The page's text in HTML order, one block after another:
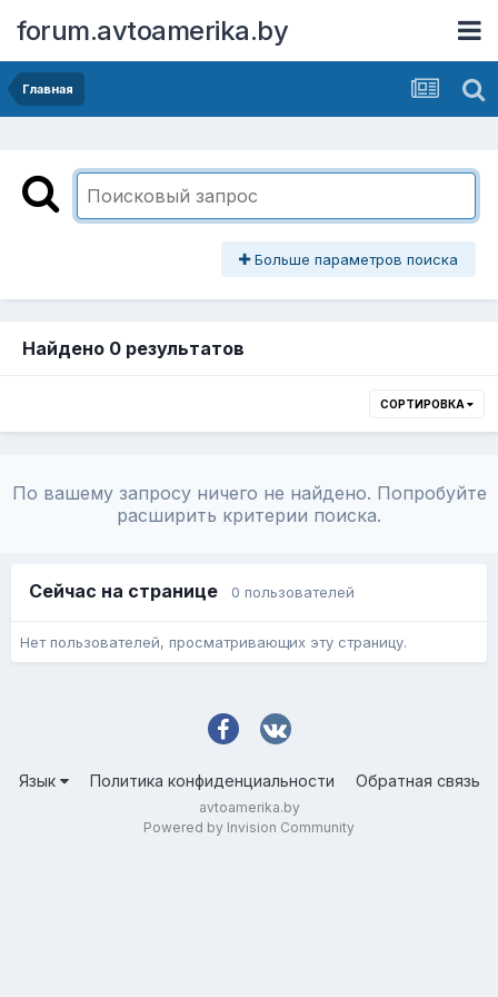
forum.avtoamerika.by
Главная
Больше параметров поиска
Найдено 0 результатов
СОРТИРОВКА
По вашему запросу ничего не найдено. Попробуйте
расширить критерии поиска.
Сейчас на странице 0 пользователей
Нет пользователей, просматривающих эту страницу.
Язык Политика конфиденциальности Обратная связь
avtoamerika.by
Powered by Invision Community